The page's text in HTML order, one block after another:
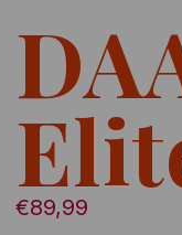
€89,99